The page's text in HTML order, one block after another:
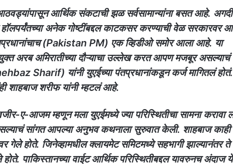
आर्थिक संकटाची झळ सर्वसामान्यांना बसत आहे. अगदी
अनेक गोष्टींबद्दल काटकसर करण्याची वेळ सरकारवर
(Pakistan PM) एक व्हिडीओ समोर आला आहे. या
अरब अमिरातीच्या दौऱ्याचा उल्लेख करत आपण मजबूर असल्याचं
Sharif) यांनी युएईच्या पंतप्रधानांकडून कर्ज मागितलं
शाहबाज शरीफ यांनी म्हटलं आहे.
ए-आजम म्हणून मला युएईमध्ये ज्या परिस्थितीचा सामना करावा
सांगत आपल्या अनुभव कथनाला सुरुवात केली. शाहबाज काही
गेले होते. जिनेव्हामधील क्लायमेट समिटमध्ये सहभागी झाल्यानंतर ते
पाकिस्तानच्या वाईट आर्थिक परिस्थितीबद्दल यावरुनच अंदाज